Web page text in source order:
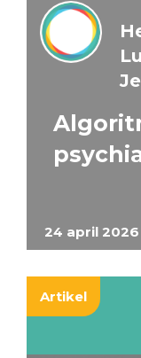
24 april 2026
Artikel